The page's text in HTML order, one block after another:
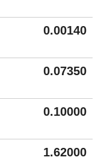
0.00140
0.07350
0.10000
1.62000